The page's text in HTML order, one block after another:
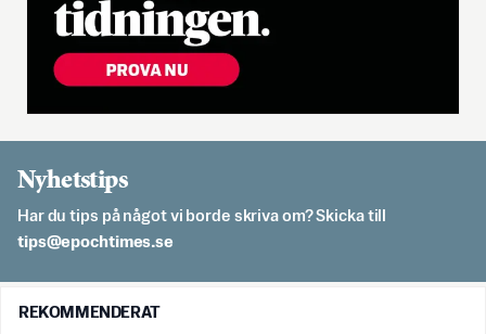
Nyhetstips
Har du tips på något vi borde skriva om? Skicka till
es.semithcope@spit
REKOMMENDERAT